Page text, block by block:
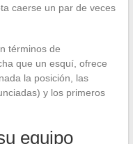
caerse un par de veces
términos de
que un esquí, ofrece
la posición, las
y los primeros
equipo